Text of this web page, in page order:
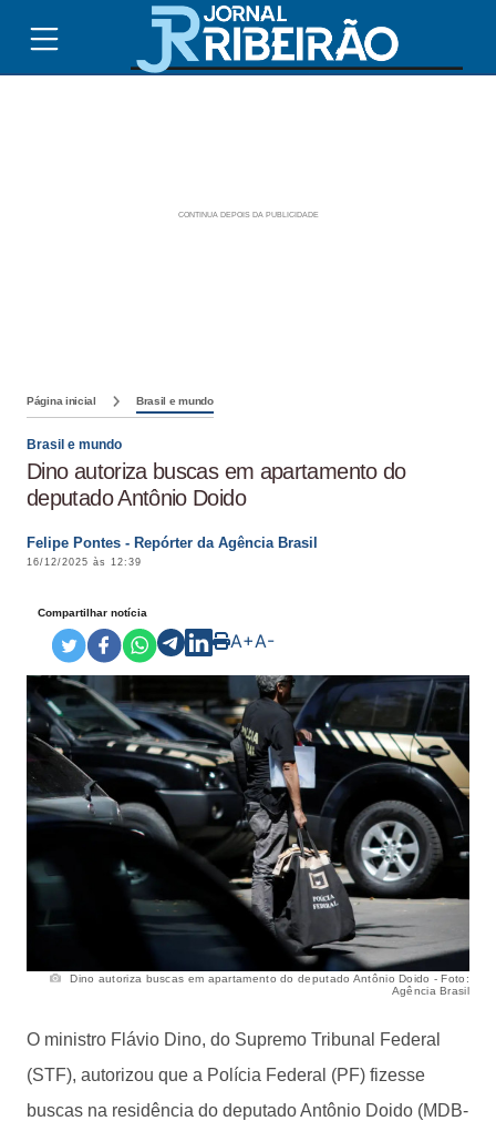
Página inicial Brasil e mundo
Brasil e mundo
Dino autoriza buscas em apartamento do
deputado Antônio Doido
Felipe Pontes - Repórter da Agência Brasil
16/12/2025 às 12:39
Compartilhar notícia
A+A-
Dino autoriza buscas em apartamento do deputado Antônio Doido - Foto:
Agência Brasil
O ministro Flávio Dino, do Supremo Tribunal Federal
(STF), autorizou que a Polícia Federal (PF) fizesse
buscas na residência do deputado Antônio Doido (MDB-